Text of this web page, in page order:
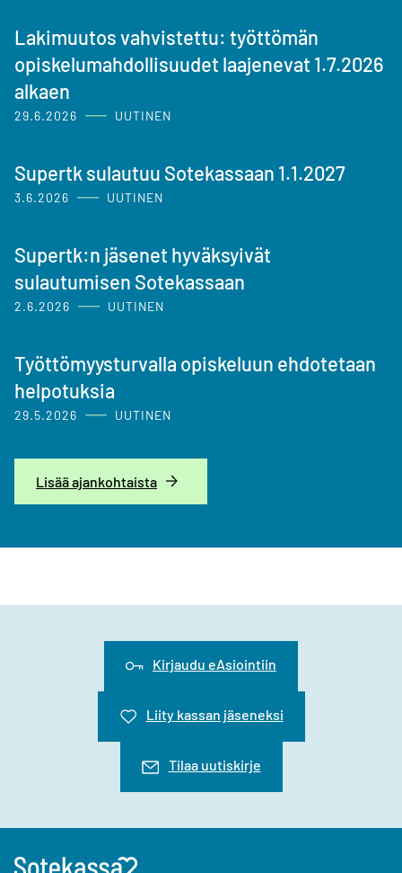
Lakimuutos vahvistettu: työttömän
opiskelumahdollisuudet laajenevat 1.7.2026
alkaen
29.6.2026 UUTINEN
Supertk sulautuu Sotekassaan 1.1.2027
3.6.2026 UUTINEN
Supertk:n jäsenet hyväksyivät
sulautumisen Sotekassaan
2.6.2026 UUTINEN
Työttömyysturvalla opiskeluun ehdotetaan
helpotuksia
29.5.2026 UUTINEN
Lisää ajankohtaista
Kirjaudu eAsiointiin
Liity kassan jäseneksi
Tilaa uutiskirje